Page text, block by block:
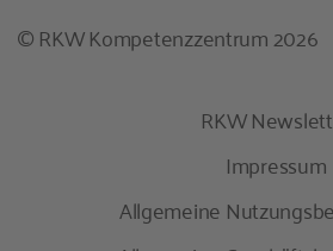
© RKW Kompetenzzentrum 2026
RKW
Impressum
Allgemeine